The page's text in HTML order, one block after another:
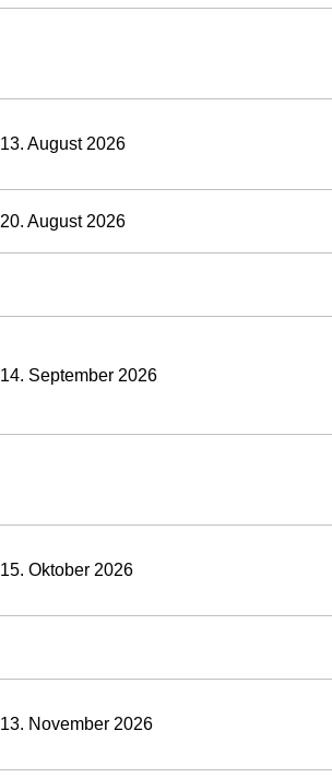
13. August 2026
20. August 2026
14. September 2026
15. Oktober 2026
13. November 2026